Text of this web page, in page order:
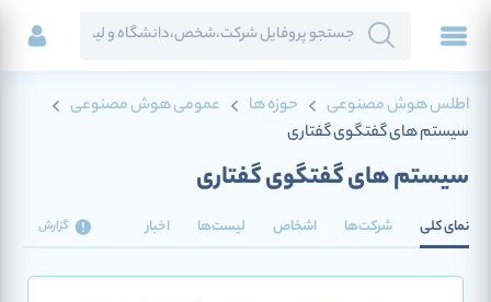
اطلس هوش مصنوعی حوزه ها
عمومی هوش مصنوعی
سیستم های گفتگوی گفتاری
سیستم های گفتگوی گفتاری
نمای کلی شرکت‌ها اشخاص لیست‌ها اخبار گزارش